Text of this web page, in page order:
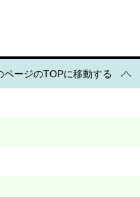
ページのTOPに移動する